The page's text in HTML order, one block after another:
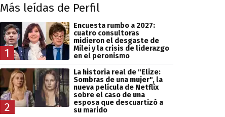
Más leídas de Perfil
1
Encuesta rumbo a 2027:
cuatro consultoras
midieron el desgaste de
Milei y la crisis de liderazgo
en el peronismo
2
La historia real de "Elize:
Sombras de una mujer", la
nueva película de Netflix
sobre el caso de una
esposa que descuartizó a
su marido